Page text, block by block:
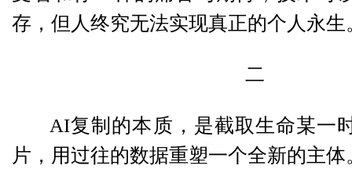
存，但人终究无法实现真正的个人永生
二
AI复制的本质，是截取生命某一
片，用过往的数据重塑一个全新的主体